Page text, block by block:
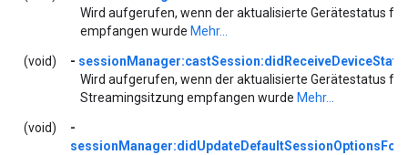
Wird aufgerufen, wenn der aktualisierte Gerätestatus
empfangen wurde Mehr...
(void) -
Wird aufgerufen, wenn der aktualisierte Gerätestatus für
Streamingsitzung empfangen wurde Mehr...
(void)
-